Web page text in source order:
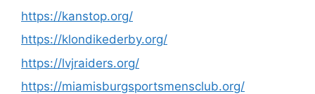
https://kanstop.org/
https://klondikederby.org/
https://lvjraiders.org/
https://miamisburgsportsmensclub.org/